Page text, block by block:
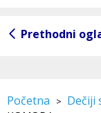
Prethodni
Početna > Dečiji